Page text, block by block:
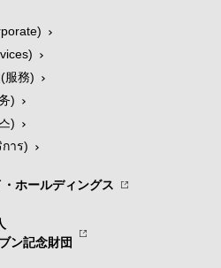
服務)
)
)
าร)
ホールディングス
ン記念財団